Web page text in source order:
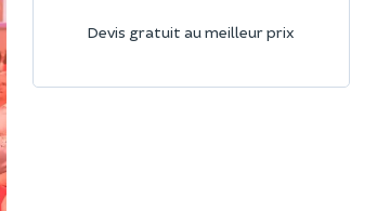
Devis gratuit au meilleur prix